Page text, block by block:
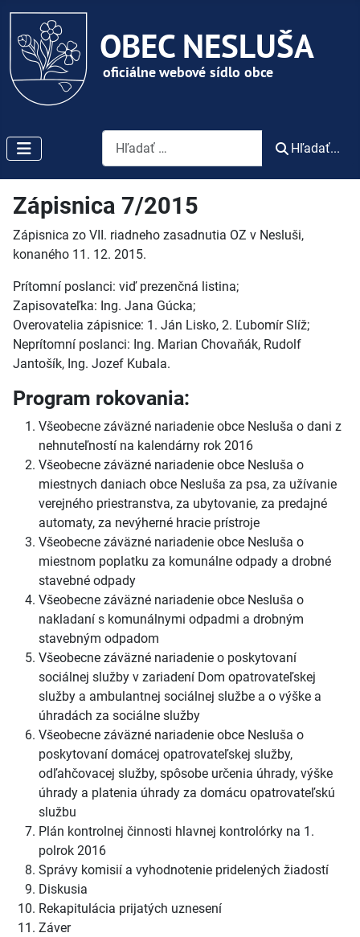
Vyhľadávanie
Hľadať...
Zápisnica 7/2015
Zápisnica zo VII. riadneho zasadnutia OZ v Nesluši,
konaného 11. 12. 2015.
Prítomní poslanci: viď prezenčná listina;
Zapisovateľka: Ing. Jana Gúcka;
Overovatelia zápisnice: 1. Ján Lisko, 2. Ľubomír Slíž;
Neprítomní poslanci: Ing. Marian Chovaňák, Rudolf
Jantošík, Ing. Jozef Kubala.
Program rokovania:
Všeobecne záväzné nariadenie obce Nesluša o dani z
nehnuteľností na kalendárny rok 2016
Všeobecne záväzné nariadenie obce Nesluša o
miestnych daniach obce Nesluša za psa, za užívanie
verejného priestranstva, za ubytovanie, za predajné
automaty, za nevýherné hracie prístroje
Všeobecne záväzné nariadenie obce Nesluša o
miestnom poplatku za komunálne odpady a drobné
stavebné odpady
Všeobecne záväzné nariadenie obce Nesluša o
nakladaní s komunálnymi odpadmi a drobným
stavebným odpadom
Všeobecne záväzné nariadenie o poskytovaní
sociálnej služby v zariadení Dom opatrovateľskej
služby a ambulantnej sociálnej službe a o výške a
úhradách za sociálne služby
Všeobecne záväzné nariadenie obce Nesluša o
poskytovaní domácej opatrovateľskej služby,
odľahčovacej služby, spôsobe určenia úhrady, výške
úhrady a platenia úhrady za domácu opatrovateľskú
službu
Plán kontrolnej činnosti hlavnej kontrolórky na 1.
polrok 2016
Správy komisií a vyhodnotenie pridelených žiadostí
Diskusia
Rekapitulácia prijatých uznesení
Záver